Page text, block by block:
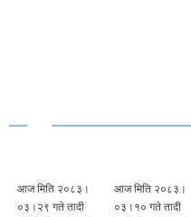
आज मिति २०८३।
०३।२९ गते तादी
आज मिति २०८३।
०३।१० गते तादी